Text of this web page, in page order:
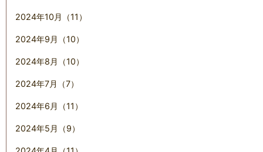
2024年10月（11）
2024年9月（10）
2024年8月（10）
2024年7月（7）
2024年6月（11）
2024年5月（9）